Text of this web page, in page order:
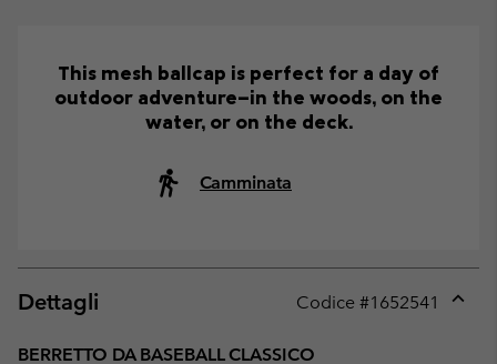
This mesh ballcap is perfect for a day of
outdoor adventure—in the woods, on the
water, or on the deck.
Camminata
Dettagli Codice #1652541
BERRETTO DA BASEBALL CLASSICO